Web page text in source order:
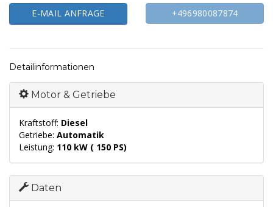
E-MAIL ANFRAGE +496980087874
Detailinformationen
Motor & Getriebe
Kraftstoff: Diesel
Getriebe: Automatik
Leistung: 110 kW ( 150 PS)
Daten